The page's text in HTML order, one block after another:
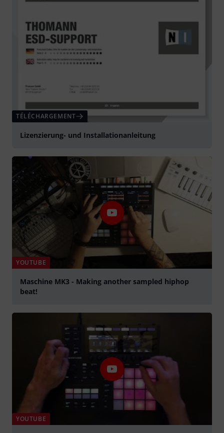
TÉLÉCHARGEMENT
Lizenzierung- und Installationanleitung
YOUTUBE
Maschine MK3 - Making another sampled hiphop
beat!
YOUTUBE